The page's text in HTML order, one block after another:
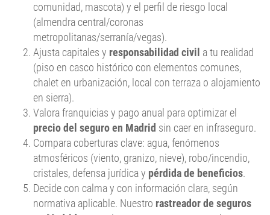
comunidad, mascota) y el perfil de riesgo local
(almendra central/coronas
metropolitanas/serranía/vegas).
Ajusta capitales y responsabilidad civil a tu realidad
(piso en casco histórico con elementos comunes,
chalet en urbanización, local con terraza o alojamiento
en sierra).
Valora franquicias y pago anual para optimizar el
precio del seguro en Madrid sin caer en infraseguro.
Compara coberturas clave: agua, fenómenos
atmosféricos (viento, granizo, nieve), robo/incendio,
cristales, defensa jurídica y pérdida de beneficios.
Decide con calma y con información clara, según
normativa aplicable. Nuestro rastreador de seguros